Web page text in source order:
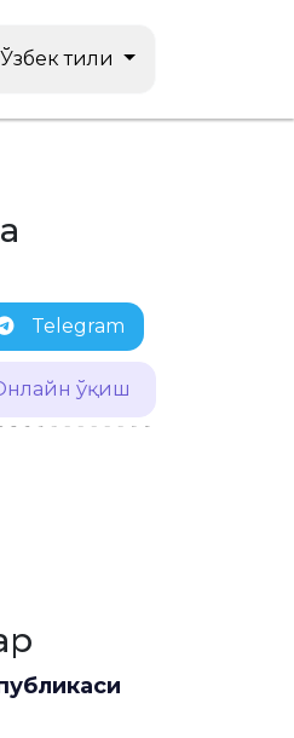
Ўзбек тили
Telegram
ўқиш